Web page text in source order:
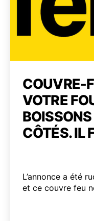
COUVRE-
VOTRE
CÔTÉS. IL
L’annonce a été
et ce couvre feu